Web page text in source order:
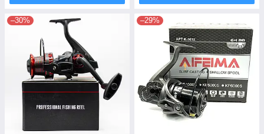
–30% –29%